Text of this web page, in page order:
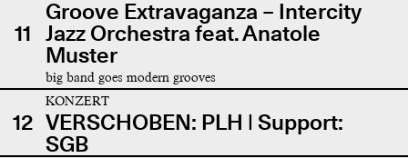
11
Groove Extravaganza – Intercity
Jazz Orchestra feat. Anatole
Muster
big band goes modern grooves
12
KONZERT
VERSCHOBEN: PLH | Support:
SGB